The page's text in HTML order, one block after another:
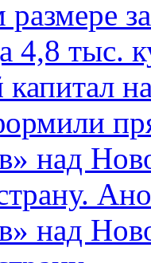
4,8 тыс.
капитал
над
над